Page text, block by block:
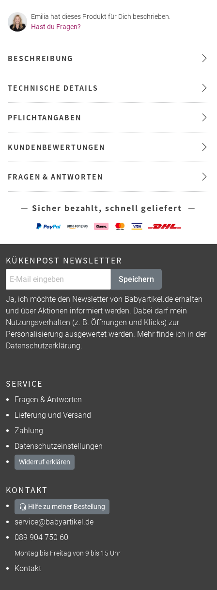
Emilia hat dieses Produkt für Dich beschrieben.
Hast du Fragen?
BESCHREIBUNG
TECHNISCHE DETAILS
PFLICHTANGABEN
KUNDENBEWERTUNGEN
FRAGEN & ANTWORTEN
— Sicher bezahlt, schnell geliefert —
KÜKENPOST NEWSLETTER
Speichern
Ja, ich möchte den Newsletter von Babyartikel.de erhalten
und über Aktionen informiert werden. Dabei darf mein
Nutzungsverhalten (z. B. Öffnungen und Klicks) zur
Personalisierung ausgewertet werden. Mehr finde ich in der
Datenschutzerklärung.
SERVICE
Fragen & Antworten
Lieferung und Versand
Zahlung
Datenschutzeinstellungen
Widerruf erklären
KONTAKT
Hilfe zu meiner Bestellung
service@babyartikel.de
089 904 750 60
Montag bis Freitag von 9 bis 15 Uhr
Kontakt